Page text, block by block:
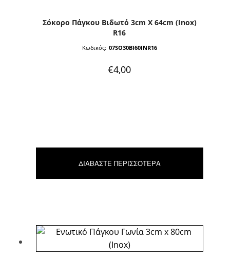
Σόκορο Πάγκου Βιδωτό 3cm X 64cm (inox)
R16
Κωδικός: 07SO30BI60INR16
€4,00
ΔΙΑΒΆΣΤΕ ΠΕΡΙΣΣΌΤΕΡΑ